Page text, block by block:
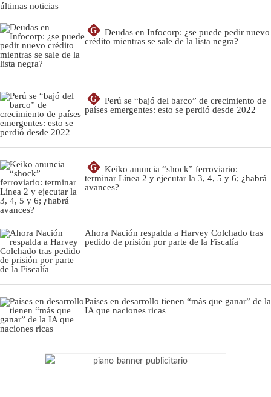
últimas noticias
G
Deudas en Infocorp: ¿se puede pedir nuevo
crédito mientras se sale de la lista negra?
G
Perú se “bajó del barco” de crecimiento de
países emergentes: esto se perdió desde 2022
G
Keiko anuncia “shock” ferroviario:
terminar Línea 2 y ejecutar la 3, 4, 5 y 6; ¿habrá
avances?
Ahora Nación respalda a Harvey Colchado tras
pedido de prisión por parte de la Fiscalía
Países en desarrollo tienen “más que ganar” de la
IA que naciones ricas